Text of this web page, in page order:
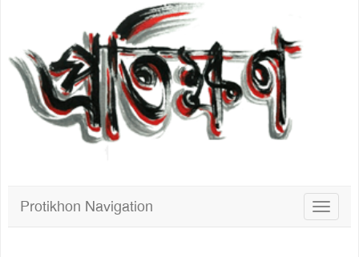
Toggle
Protikhon Navigation